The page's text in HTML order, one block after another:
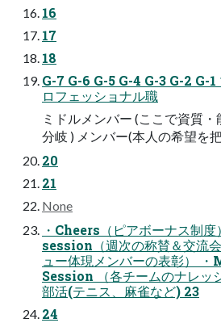
16
17
18
G-7 G-6 G-5 G-4 G-3 G-2 G-
ロフェッショナル職
ミドルメンバー (ここで資質
分岐 ) メンバー(本人の希望を
20
21
None
・Cheers（ピアボーナス制
session（週次の称賛＆交流
ュー体現メンバーの表彰）
Session （各チームのナレッ
部活(テニス、麻雀など) 23
24